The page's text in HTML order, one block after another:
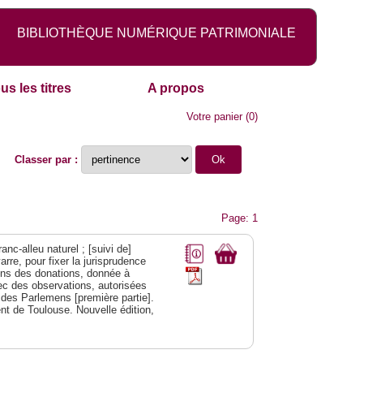
BIBLIOTHÈQUE NUMÉRIQUE PATRIMONIALE
les titres A propos
Votre panier(0)
Classer par :
Page: 1
alleu naturel ; [suivi de]
pour fixer la jurisprudence
des donations, donnée à
des observations, autorisées
Parlemens [première partie].
de Toulouse. Nouvelle édition,